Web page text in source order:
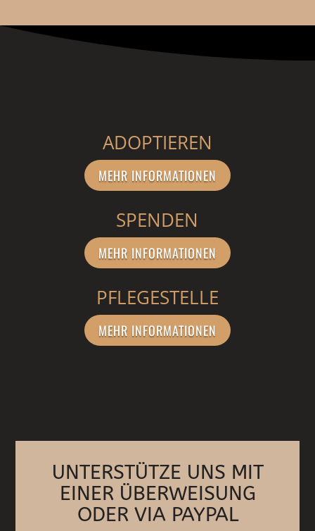
ADOPTIEREN
MEHR INFORMATIONEN
SPENDEN
MEHR INFORMATIONEN
PFLEGESTELLE
MEHR INFORMATIONEN
UNTERSTÜTZE UNS MIT
EINER ÜBERWEISUNG
ODER VIA PAYPAL